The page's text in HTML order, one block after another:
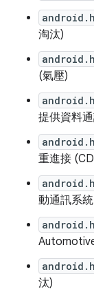
淘汰)
(氣壓)
提供資料
重進接
動通訊系
汰)